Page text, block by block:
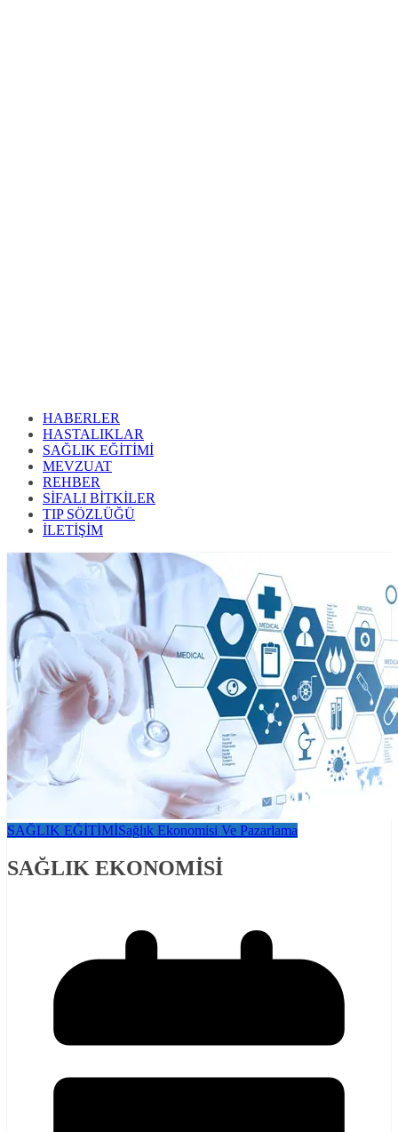
HABERLER
HASTALIKLAR
SAĞLIK EĞİTİMİ
MEVZUAT
REHBER
SİFALI BİTKİLER
TIP SÖZLÜĞÜ
İLETİŞİM
SAĞLIK EĞİTİMİSağlık Ekonomisi Ve Pazarlama
SAĞLIK EKONOMİSİ